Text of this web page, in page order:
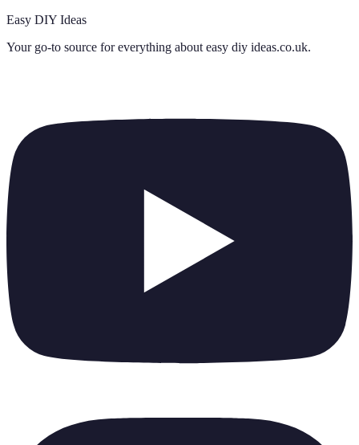
Easy DIY Ideas
Your go-to source for everything about easy diy ideas.co.uk.